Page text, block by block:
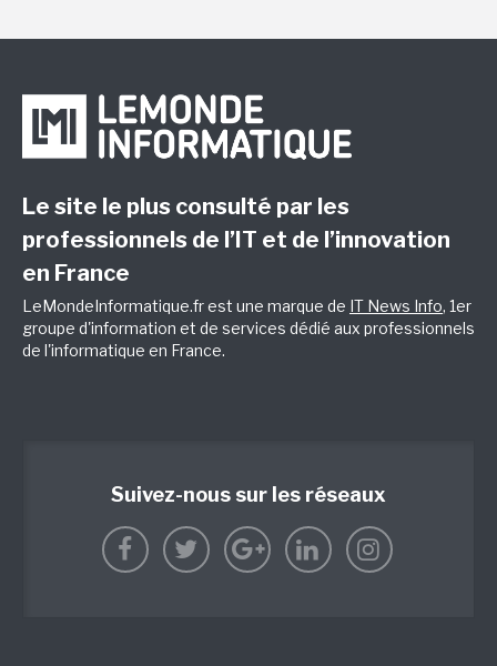
Le site le plus consulté par les
professionnels de l’IT et de l’innovation
en France
LeMondeInformatique.fr est une marque de IT News Info, 1er
groupe d'information et de services dédié aux professionnels
de l'informatique en France.
Suivez-nous sur les réseaux